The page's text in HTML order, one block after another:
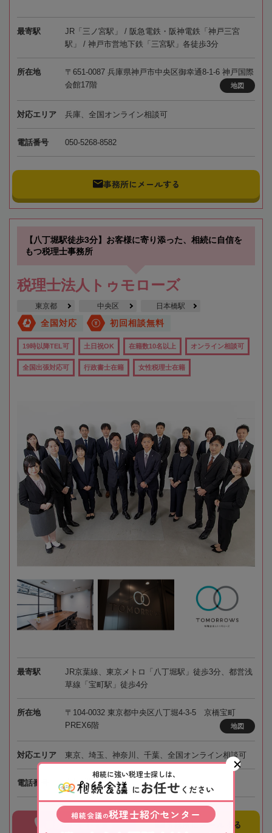
最寄駅
JR「三ノ宮駅」 / 阪急電鉄・阪神電鉄「神戸三宮
駅」 / 神戸市営地下鉄「三宮駅」各徒歩3分
所在地
〒651-0087 兵庫県神戸市中央区御幸通8-1-6 神戸国際
会館17階
地図
対応エリア 兵庫、全国オンライン相談可
電話番号 050-5268-8582
事務所にメールする
【八丁堀駅徒歩3分】お客様に寄り添った、相続に自信を
もつ税理士事務所
税理士法人トゥモローズ
東京都 中央区 日本橋駅
全国対応 初回相談無料
19時以降TEL可 土日祝OK 在籍数10名以上 オンライン相談可
全国出張対応可 行政書士在籍 女性税理士在籍
最寄駅
JR京葉線、東京メトロ「八丁堀駅」徒歩3分、都営浅
草線「宝町駅」徒歩4分
所在地
〒104-0032 東京都中央区八丁堀4-3-5 京橋宝町
PREX6階
地図
対応エリア 東京、埼玉、神奈川、千葉、全国オンライン相談可
電話番号 050-5268-8565
事務所に電話する 事務所にメールする
相続に強い税理士探しは、
にお任せ ください
相続会議の税理士紹介センター